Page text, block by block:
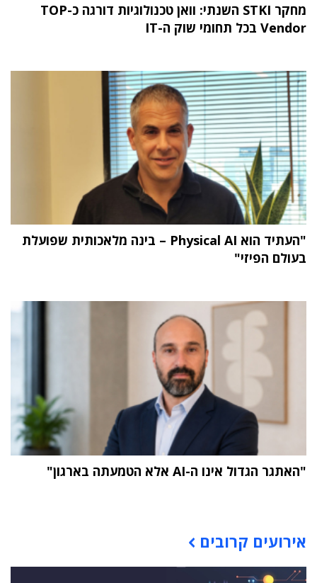
מחקר STKI השנתי: וואן טכנולוגיות דורגה כ-TOP
Vendor בכל תחומי שוק ה-IT
"העתיד הוא Physical AI – בינה מלאכותית שפועלת
בעולם הפיזי"
"האתגר הגדול אינו ה-AI אלא הטמעתה בארגון"
אירועים קרובים